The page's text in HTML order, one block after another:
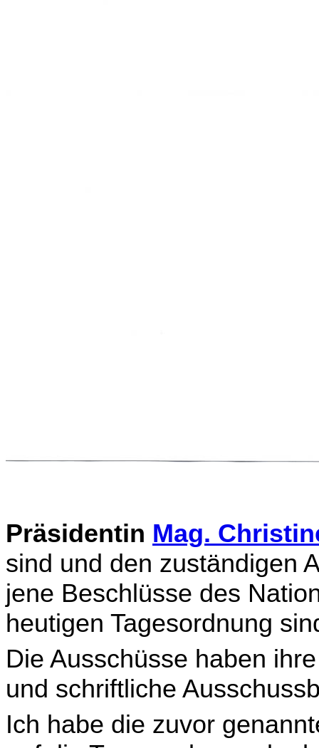
Präsidentin Mag.
sind und den zuständigen
jene Beschlüsse des
heutigen Tagesordnung
Die Ausschüsse haben
und schriftliche
Ich habe die zuvor